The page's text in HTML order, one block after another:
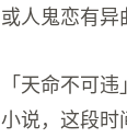
或人鬼恋有异
「天命不可
小说，这段时